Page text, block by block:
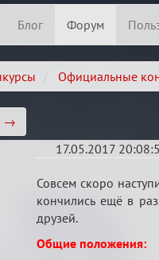
Блог Форум
Официальные
→
17.05.2017
Летний
ажиотаж
Совсем скоро
кончились ещё в
друзей.
Общие положения: